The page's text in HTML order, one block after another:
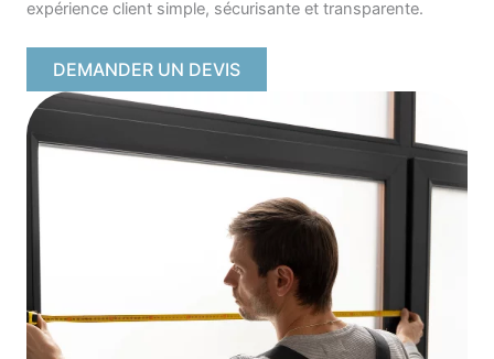
expérience client simple, sécurisante et transparente.
DEMANDER UN DEVIS